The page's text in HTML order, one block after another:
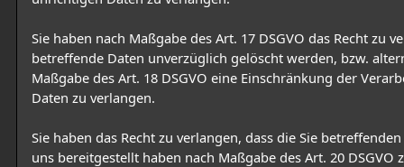
Sie haben nach Maßgabe des Art. 17 DSGVO das Recht zu
betreffende Daten unverzüglich gelöscht werden, bzw.
Maßgabe des Art. 18 DSGVO eine Einschränkung der
Daten zu verlangen.
Sie haben das Recht zu verlangen, dass die Sie
uns bereitgestellt haben nach Maßgabe des Art. 20 DSGVO